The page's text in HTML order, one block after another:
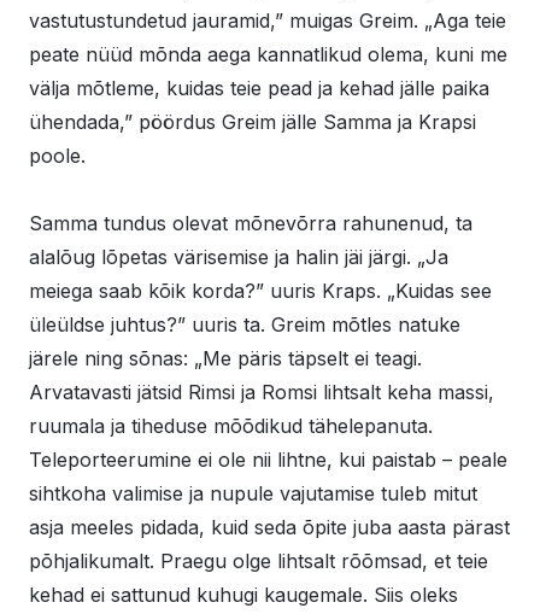
vastutustundetud jauramid,” muigas Greim. „Aga teie
peate nüüd mõnda aega kannatlikud olema, kuni me
välja mõtleme, kuidas teie pead ja kehad jälle paika
ühendada,” pöördus Greim jälle Samma ja Krapsi
poole.
Samma tundus olevat mõnevõrra rahunenud, ta
alalõug lõpetas värisemise ja halin jäi järgi. „Ja
meiega saab kõik korda?” uuris Kraps. „Kuidas see
üleüldse juhtus?” uuris ta. Greim mõtles natuke
järele ning sõnas: „Me päris täpselt ei teagi.
Arvatavasti jätsid Rimsi ja Romsi lihtsalt keha massi,
ruumala ja tiheduse mõõdikud tähelepanuta.
Teleporteerumine ei ole nii lihtne, kui paistab – peale
sihtkoha valimise ja nupule vajutamise tuleb mitut
asja meeles pidada, kuid seda õpite juba aasta pärast
põhjalikumalt. Praegu olge lihtsalt rõõmsad, et teie
kehad ei sattunud kuhugi kaugemale. Siis oleks